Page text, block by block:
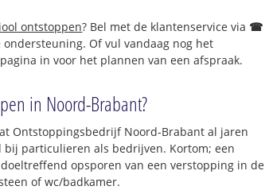
ontstoppen? Bel met de klantenservice via ☎
ondersteuning. Of vul vandaag nog het
in voor het plannen van een afspraak.
in Noord-Brabant?
Ontstoppingsbedrijf Noord-Brabant al jaren
bij particulieren als bedrijven. Kortom; een
opsporen van een verstopping in de
of wc/badkamer.